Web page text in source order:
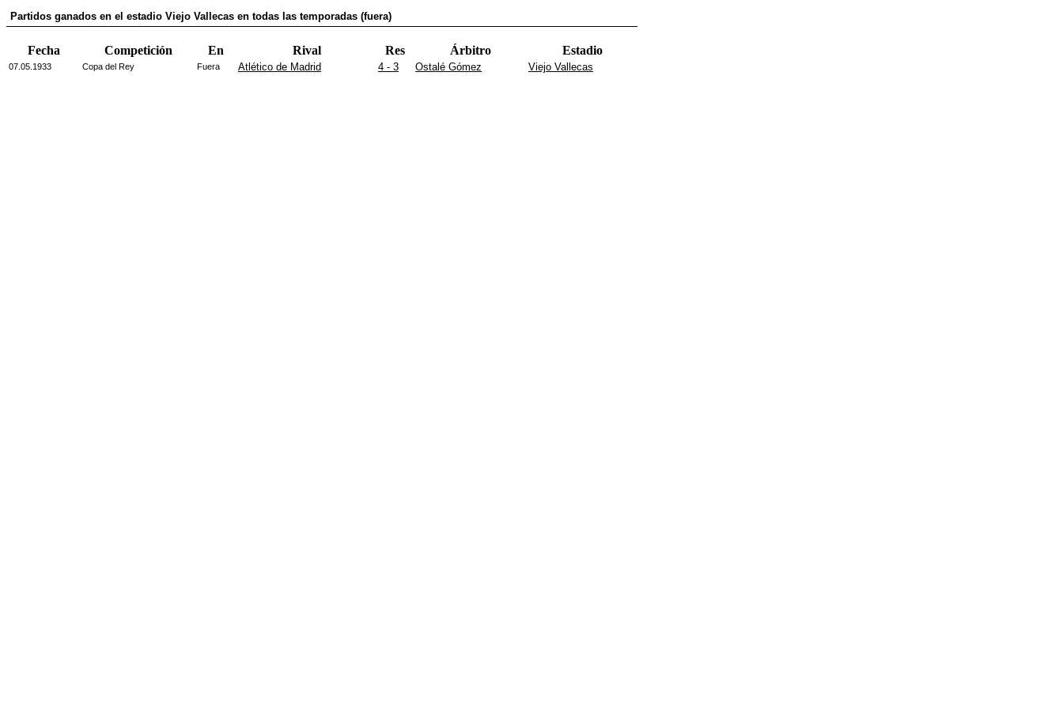
Partidos ganados en el estadio Viejo Vallecas en todas las temporadas (fuera)
Fecha Competición En Rival Res Árbitro Estadio
07.05.1933 Copa del Rey Fuera Atlético de Madrid 4 - 3 Ostalé Gómez Viejo Vallecas